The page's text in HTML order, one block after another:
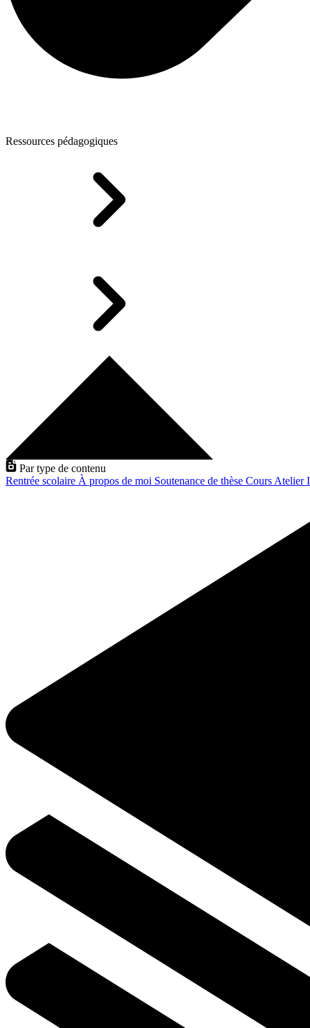
Ressources pédagogiques
Par type de contenu
Rentrée scolaire À propos de moi Soutenance de thèse Cours Atelier